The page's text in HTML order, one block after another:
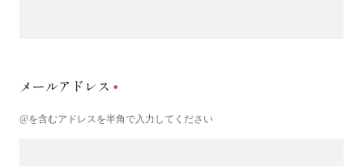
メールアドレス
@を含むアドレスを半角で入力してください